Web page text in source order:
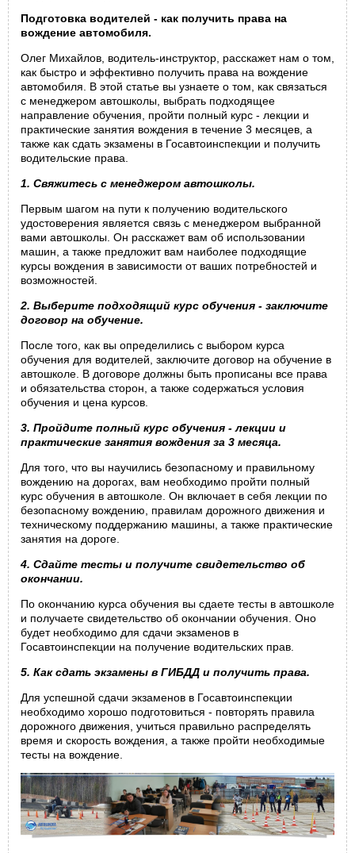
Подготовка водителей - как получить права на
вождение автомобиля.
Олег Михайлов, водитель-инструктор, расскажет нам о том,
как быстро и эффективно получить права на вождение
автомобиля. В этой статье вы узнаете о том, как связаться
с менеджером автошколы, выбрать подходящее
направление обучения, пройти полный курс - лекции и
практические занятия вождения в течение 3 месяцев, а
также как сдать экзамены в Госавтоинспекции и получить
водительские права.
1. Свяжитесь с менеджером автошколы.
Первым шагом на пути к получению водительского
удостоверения является связь с менеджером выбранной
вами автошколы. Он расскажет вам об использовании
машин, а также предложит вам наиболее подходящие
курсы вождения в зависимости от ваших потребностей и
возможностей.
2. Выберите подходящий курс обучения - заключите
договор на обучение.
После того, как вы определились с выбором курса
обучения для водителей, заключите договор на обучение в
автошколе. В договоре должны быть прописаны все права
и обязательства сторон, а также содержаться условия
обучения и цена курсов.
3. Пройдите полный курс обучения - лекции и
практические занятия вождения за 3 месяца.
Для того, что вы научились безопасному и правильному
вождению на дорогах, вам необходимо пройти полный
курс обучения в автошколе. Он включает в себя лекции по
безопасному вождению, правилам дорожного движения и
техническому поддержанию машины, а также практические
занятия на дороге.
4. Сдайте тесты и получите свидетельство об
окончании.
По окончанию курса обучения вы сдаете тесты в автошколе
и получаете свидетельство об окончании обучения. Оно
будет необходимо для сдачи экзаменов в
Госавтоинспекции на получение водительских прав.
5. Как сдать экзамены в ГИБДД и получить права.
Для успешной сдачи экзаменов в Госавтоинспекции
необходимо хорошо подготовиться - повторять правила
дорожного движения, учиться правильно распределять
время и скорость вождения, а также пройти необходимые
тесты на вождение.